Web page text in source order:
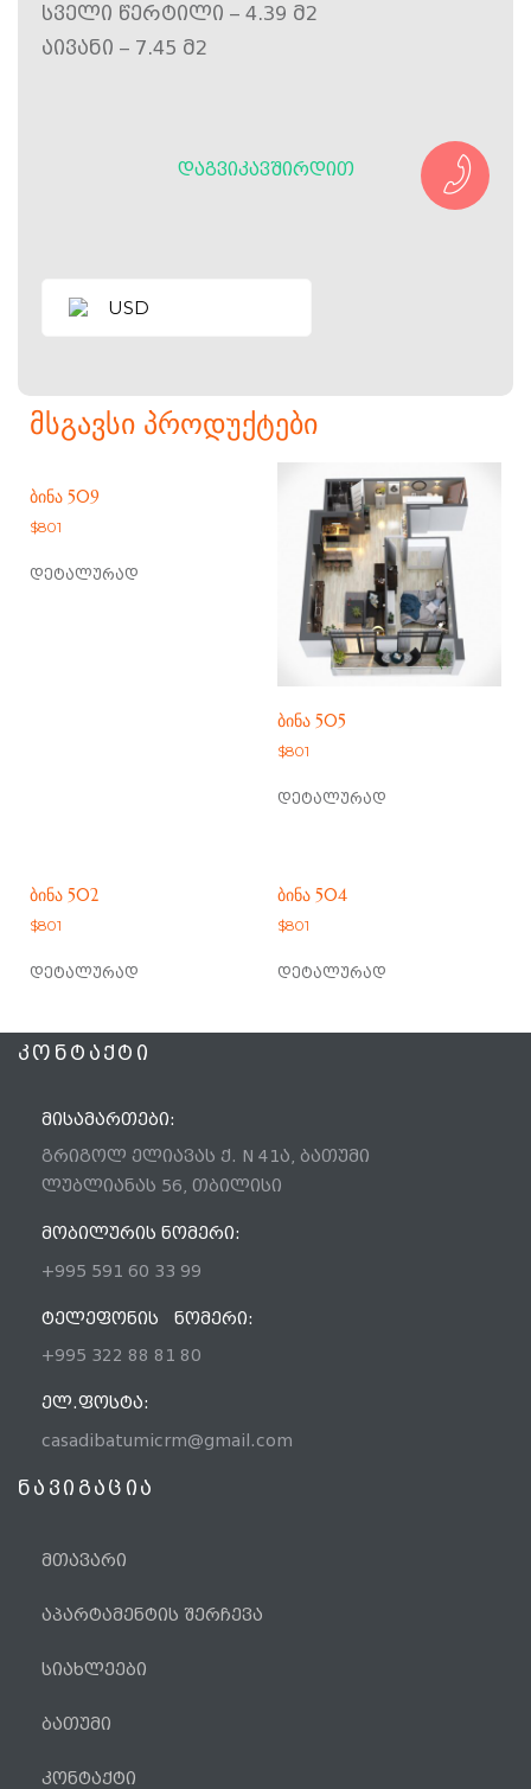
სველი წერტილი – 4.39 მ2
აივანი – 7.45 მ2
ᲓᲐᲒᲕᲘᲙᲐᲕᲨᲘᲠᲓᲘᲗ
USD
ᲛᲡᲒᲐᲕᲡᲘ ᲞᲠᲝᲓᲣᲥᲢᲔᲑᲘ
ᲑᲘᲜᲐ 509
$801
დეტალურად
ᲑᲘᲜᲐ 505
$801
დეტალურად
ᲑᲘᲜᲐ 502
$801
დეტალურად
ᲑᲘᲜᲐ 504
$801
დეტალურად
ᲙᲝᲜᲢᲐᲥᲢᲘ
ᲛᲘᲡᲐᲛᲐᲠᲗᲔᲑᲘ:
გრიგოლ ელიავას ქ. N 41ა, ბათუმი
ლუბლიანას 56, თბილისი
ᲛᲝᲑᲘᲚᲣᲠᲘᲡ ᲜᲝᲛᲔᲠᲘ:
+995 591 60 33 99
ᲢᲔᲚᲔᲤᲝᲜᲘᲡ ᲜᲝᲛᲔᲠᲘ:
+995 322 88 81 80
ᲔᲚ.ᲤᲝᲡᲢᲐ:
casadibatumicrm@gmail.com
ნავიგაცია
მთავარი
აპარტამენტის შერჩევა
სიახლეები
ბათუმი
კონტაქტი